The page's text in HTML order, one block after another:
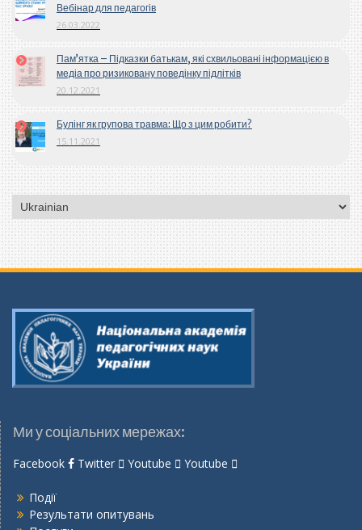
Вебінар для педагогів
26.03.2022
Пам’ятка – Підказки батькам, які схвильовані інформацією в
медіа про ризиковану поведінку підлітків
20.12.2021
Булінг як групова травма: Що з цим робити?
15.11.2021
Вибрати
мову
Ми у соціальних мережах:
Facebook Twitter Youtube Youtube
Події
Результати опитувань